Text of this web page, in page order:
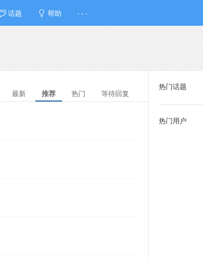
话题 帮助 · · ·
等待回复
热门
推荐
最新
热门话题
热门用户